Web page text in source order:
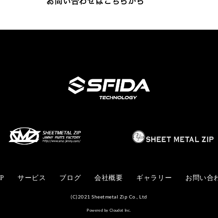
サービス ブログ 会社概要 ギャラリー お問い合
(C)2021 Sheetmetal Zip Co., Ltd
Powered by Cloudot Inc.